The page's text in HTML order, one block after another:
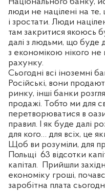
люди не націлені на
і зростати. Люди
там закритися якоюсь
далі з людьми, що буде
з економікою нікого не
рахунку.
Сьогодні всі іноземні
Російські, вони
ринку, інші банки
продажі. Тобто ми для
перетворюватися в
правил. І як буде далі
для кого… для всіх, це
Щоб ви розуміли, для
Польщі 63 відсотки
капітал.
Прийшли
економіку гроші,
заробітна плата